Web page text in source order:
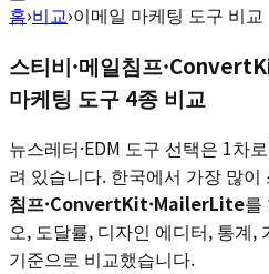
홈›비교›이메일 마케팅 도구 비교
스티비·메일침프
마케팅 도구 4종 비교
뉴스레터·EDM 도구 선택은 1차
려 있습니다. 한국에서 가장 많
침프·ConvertKit·MailerLite를
오, 도달률, 디자인 에디터, 통계,
기준으로 비교했습니다.